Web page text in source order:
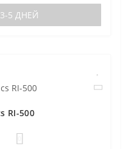
5 ДНЕЙ
RI-500